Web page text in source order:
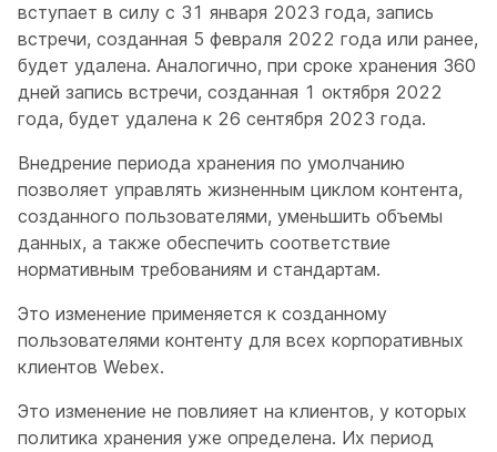
вступает в силу с 31 января 2023 года, запись
встречи, созданная 5 февраля 2022 года или ранее,
будет удалена. Аналогично, при сроке хранения 360
дней запись встречи, созданная 1 октября 2022
года, будет удалена к 26 сентября 2023 года.
Внедрение периода хранения по умолчанию
позволяет управлять жизненным циклом контента,
созданного пользователями, уменьшить объемы
данных, а также обеспечить соответствие
нормативным требованиям и стандартам.
Это изменение применяется к созданному
пользователями контенту для всех корпоративных
клиентов Webex.
Это изменение не повлияет на клиентов, у которых
политика хранения уже определена. Их период